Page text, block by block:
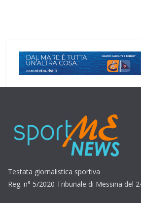
Testata giornalistica sportiva
Reg. n° 5/2020 Tribunale di Messina del